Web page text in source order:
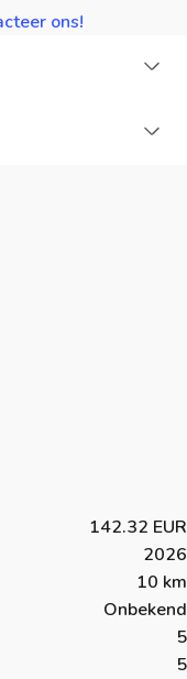
ons!
142.32 EUR
2026
10 km
Onbekend
5
5